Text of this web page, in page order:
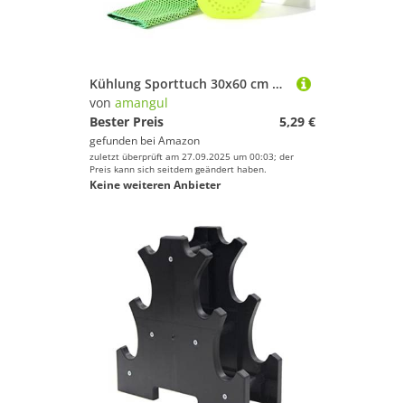
Kühlung Sporttuch 30x60 cm Schweiß Für Hals Weich Atmungsaktiv Für Männer Frauen Fitness Fitnessstudio Workout Workout Handtuch
von amangul
Bester Preis
5,29 €
gefunden bei Amazon
zuletzt überprüft am 27.09.2025 um 00:03; der
Preis kann sich seitdem geändert haben.
Keine weiteren Anbieter